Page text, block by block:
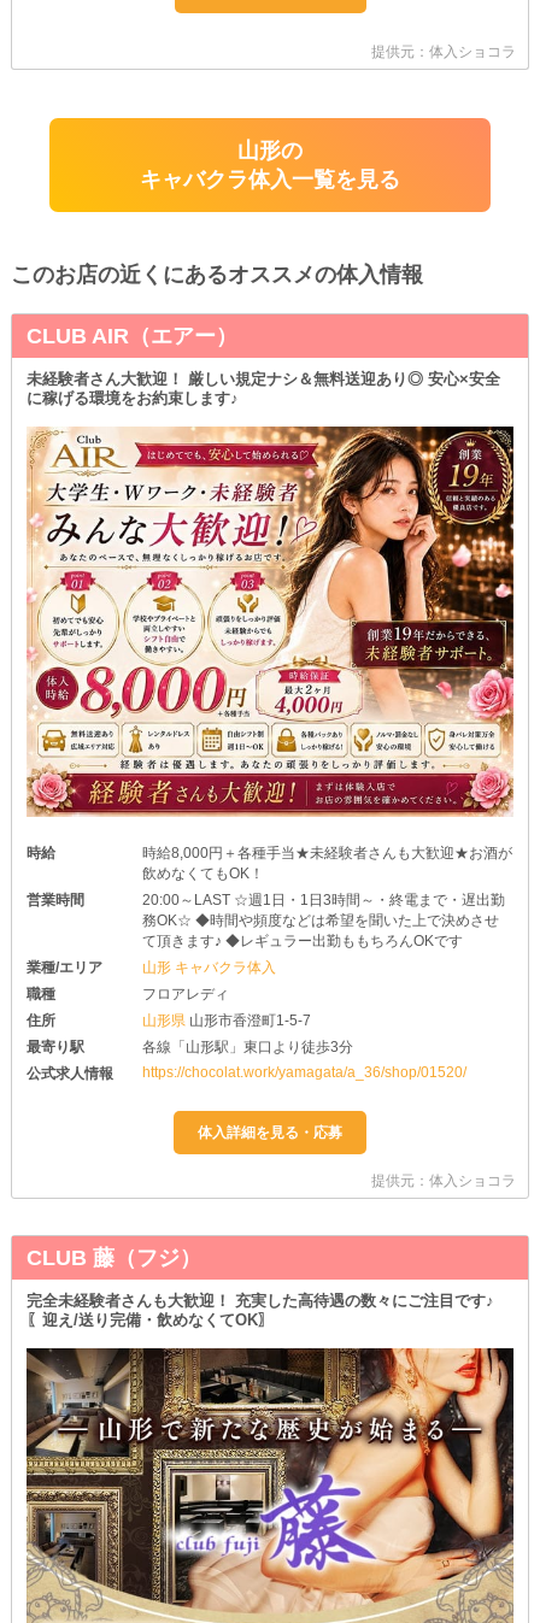
提供元：体入ショコラ
山形の
キャバクラ体入一覧を見る
このお店の近くにあるオススメの体入情報
CLUB AIR（エアー）
未経験者さん大歓迎！ 厳しい規定ナシ＆無料送迎あり◎ 安心×安全
に稼げる環境をお約束します♪
時給
時給8,000円＋各種手当★未経験者さんも大歓迎★お酒が
飲めなくてもOK！
営業時間
20:00～LAST ☆週1日・1日3時間～・終電まで・遅出勤
務OK☆ ◆時間や頻度などは希望を聞いた上で決めさせ
て頂きます♪ ◆レギュラー出勤ももちろんOKです
業種/エリア
山形 キャバクラ体入
職種
フロアレディ
住所
山形県 山形市香澄町1-5-7
最寄り駅
各線「山形駅」東口より徒歩3分
公式求人情報
https://chocolat.work/yamagata/a_36/shop/01520/
提供元：体入ショコラ
CLUB 藤（フジ）
完全未経験者さんも大歓迎！ 充実した高待遇の数々にご注目です♪
〖迎え/送り完備・飲めなくてOK〗